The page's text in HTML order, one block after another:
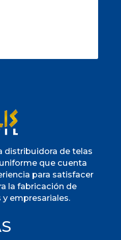
distribuidora de telas
que cuenta
para satisfacer
la fabricación de
empresariales.